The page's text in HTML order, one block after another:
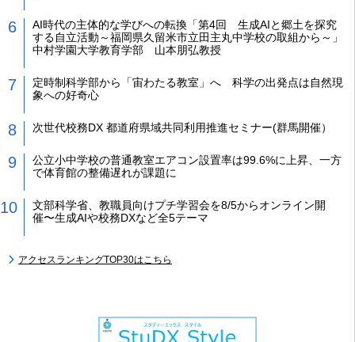
AI時代の主体的な学びへの転換「第4回 生成AIと郷土を探究
する自立活動～福岡県久留米市立田主丸中学校の取組から～」
中村学園大学教育学部 山本朋弘教授
定時制科学部から「宙わたる教室」へ 科学の出発点は自然現
象への好奇心
次世代校務DX 都道府県域共同利用推進セミナー(群馬開催）
公立小中学校の普通教室エアコン設置率は99.6%に上昇、一方
で体育館の整備遅れが課題に
文部科学省、教職員向けプチ学習会を8/5からオンライン開
催〜生成AIや校務DXなど全5テーマ
アクセスランキングTOP30はこちら